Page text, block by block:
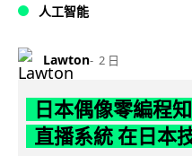
人工智能
Lawton 2 日
日本偶像零編程
直播系統 在日本